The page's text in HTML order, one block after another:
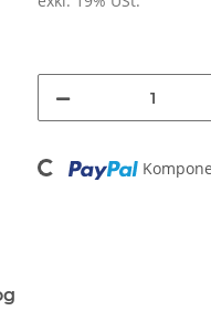
Loading...